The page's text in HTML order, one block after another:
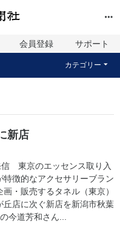
会員登録 サポート
カテゴリー
新店
信 東京のエッセンス取り入
徴的なアクセサリーブラン
画・販売するタネル（東京）
丘店に次ぐ新店を新潟市秋葉
今道芳和さん...